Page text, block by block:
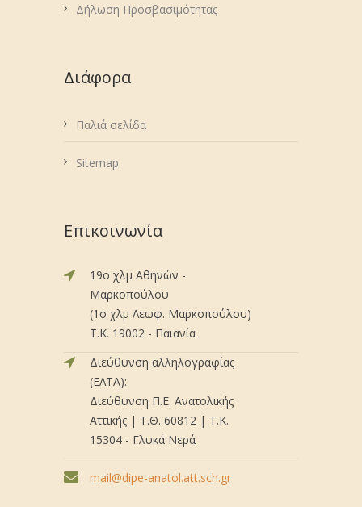
Δήλωση Προσβασιμότητας
Διάφορα
Παλιά σελίδα
Sitemap
Επικοινωνία
19ο χλμ Αθηνών -
Μαρκοπούλου
(1ο χλμ Λεωφ. Μαρκοπούλου)
Τ.Κ. 19002 - Παιανία
Διεύθυνση αλληλογραφίας
(ΕΛΤΑ):
Διεύθυνση Π.Ε. Ανατολικής
Αττικής | Τ.Θ. 60812 | Τ.Κ.
15304 - Γλυκά Νερά
mail@dipe-anatol.att.sch.gr